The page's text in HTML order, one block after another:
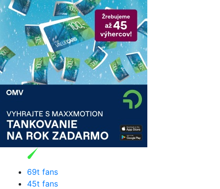
69t fans
45t fans